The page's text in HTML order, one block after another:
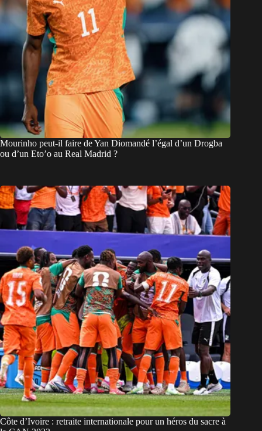
Mourinho peut-il faire de Yan Diomandé l’égal d’un Drogba
ou d’un Eto’o au Real Madrid ?
Côte d’Ivoire : retraite internationale pour un héros du sacre à